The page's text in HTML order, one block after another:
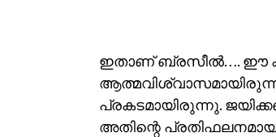
ഇതാണ് ബ്രസീല്‍…. ഈ
പ്രകടമായിരുന്നു.
അതിന്റെ